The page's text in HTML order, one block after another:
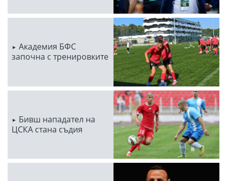
Академия БФС
започна с тренировките
Бивш нападател на
ЦСКА стана съдия